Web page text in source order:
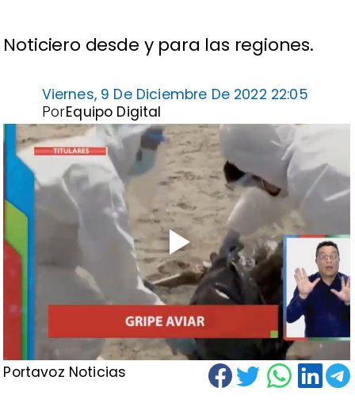
Noticiero desde y para las regiones.
Viernes, 9 De Diciembre De 2022 22:05
Equipo Digital
Por
Portavoz Noticias